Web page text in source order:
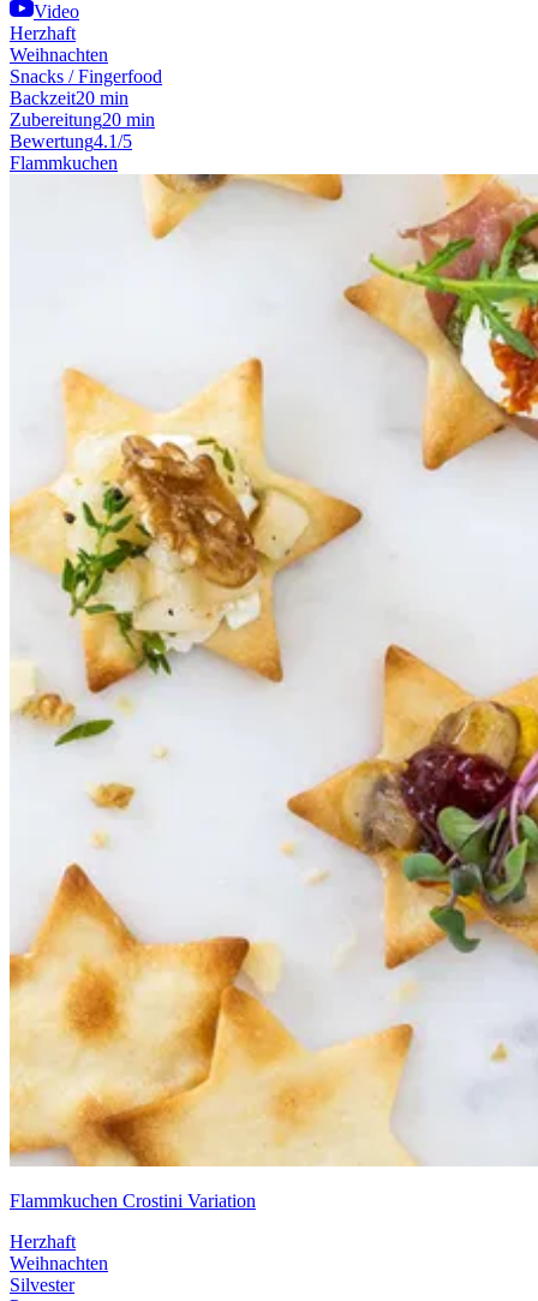
Video
Herzhaft
Weihnachten
Snacks / Fingerfood
Backzeit20 min
Zubereitung20 min
Bewertung4.1/5
Flammkuchen
Flammkuchen Crostini Variation
Herzhaft
Weihnachten
Silvester